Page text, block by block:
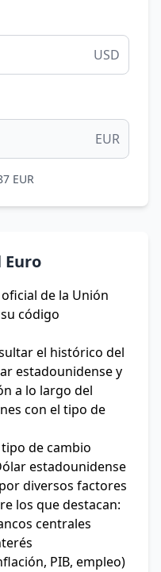
USD
EUR
EUR
oficial de la Unión
código
el histórico del
estadounidense y
a lo largo del
con el tipo de
de cambio
estadounidense
diversos factores
los que destacan:
centrales
PIB, empleo)